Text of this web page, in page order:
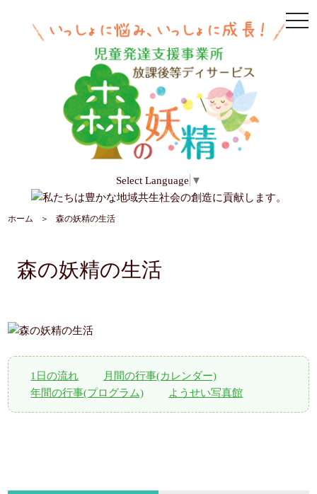
Select Language ▼
ホーム 森の妖精の生活
森の妖精の生活
1日の流れ
月間の行事(カレンダー)
年間の行事(プログラム)
ようせい写真館